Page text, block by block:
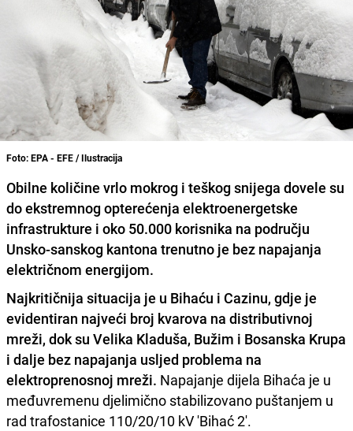
Foto: EPA - EFE / Ilustracija
Obilne količine vrlo mokrog i teškog snijega dovele su
do ekstremnog opterećenja elektroenergetske
infrastrukture i oko 50.000 korisnika na području
Unsko-sanskog kantona trenutno je bez napajanja
električnom energijom.
Najkritičnija situacija je u Bihaću i Cazinu, gdje je
evidentiran najveći broj kvarova na distributivnoj
mreži, dok su Velika Kladuša, Bužim i Bosanska Krupa
i dalje bez napajanja usljed problema na
elektroprenosnoj mreži. Napajanje dijela Bihaća je u
međuvremenu djelimično stabilizovano puštanjem u
rad trafostanice 110/20/10 kV 'Bihać 2'.